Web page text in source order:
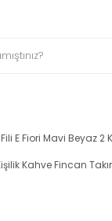
Fili E Fiori Mavi Beyaz 2